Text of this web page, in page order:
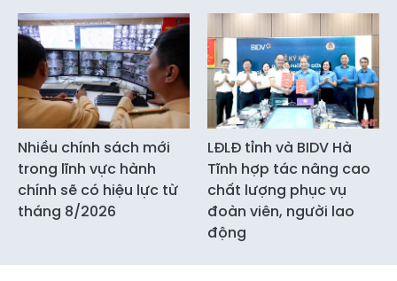
Nhiều chính sách mới
trong lĩnh vực hành
chính sẽ có hiệu lực từ
tháng 8/2026
LĐLĐ tỉnh và BIDV Hà
Tĩnh hợp tác nâng cao
chất lượng phục vụ
đoàn viên, người lao
động